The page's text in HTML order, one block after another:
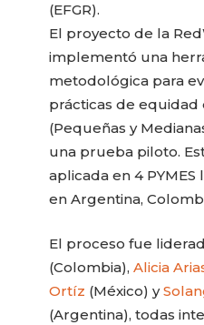
(EFGR).
El proyecto de la
implementó una
metodológica para
prácticas de equidad
(Pequeñas y
una prueba piloto.
aplicada en 4
en Argentina,
El proceso fue
(Colombia),Alicia
Ortíz (México) y
(Argentina), todas